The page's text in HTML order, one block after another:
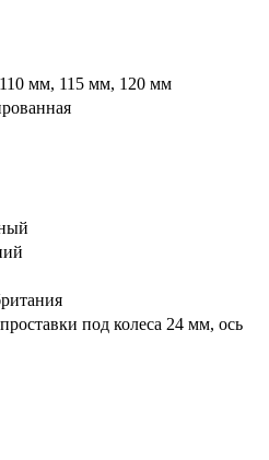
мм, 115 мм, 120 мм
под колеса 24 мм, ось